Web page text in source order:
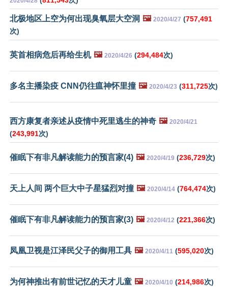
北极地区上空为何出现臭氧层大空洞 🖼️ 2020/4/27 (757,491
次)
英首相病危后再给生机 🖼️ 2020/4/26 (294,484次)
多名主播染疫 CNN仍往瘟神怀里撞 🖼️ 2020/4/23 (311,725次)
西方康复者亲述从疫情中死里逃生的神奇 🖼️ 2020/4/21
(243,991次)
催眠下有非凡解读能力的预言家(4) 🖼️ 2020/4/19 (236,729次)
天上人间 两个巨大中子星猛烈对撞 🖼️ 2020/4/14 (764,474次)
催眠下有非凡解读能力的预言家(3) 🖼️ 2020/4/12 (221,366次)
凤凰卫视是江泽民父子的御用工具 🖼️ 2020/4/11 (595,020次)
为何神推出有前世记忆的天才儿童 🖼️ 2020/4/10 (214,986次)